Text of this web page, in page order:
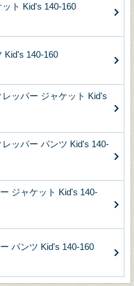
ト Kid's 140-160
Kid's 140-160
ッパー ジャケット Kid's
ッパー パンツ Kid's 140-
ジャケット Kid's 140-
パンツ Kid's 140-160